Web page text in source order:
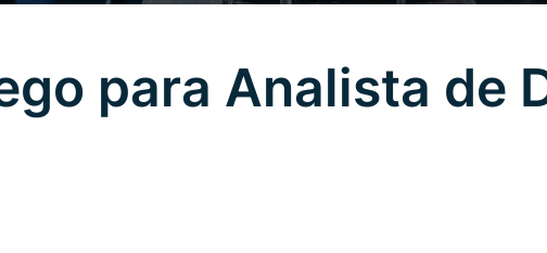
para Analista de